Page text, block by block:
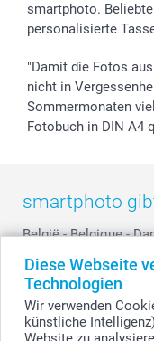
Diese Webseite
Technologien
Wir verwenden
künstliche
smartgarantie
smartbonus
smartphoto.
personalisierte
"Damit die Fotos
nicht in
Sommermonaten
Fotobuch in DIN A4
smartphoto
België - Belgique -
- Nederland - Norge -
Switzerland - Suomi
Other Countries